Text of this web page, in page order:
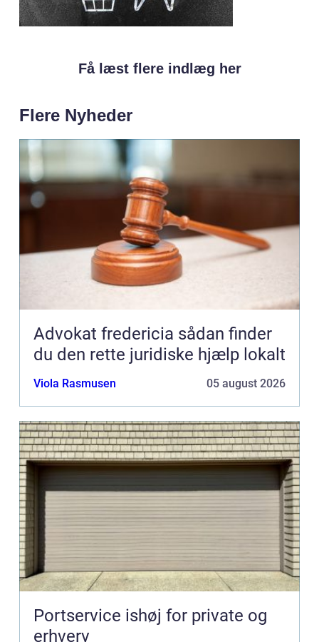
Få læst flere indlæg her
Flere Nyheder
Advokat fredericia sådan finder
du den rette juridiske hjælp lokalt
Viola Rasmusen 05 august 2026
Portservice ishøj for private og
erhverv